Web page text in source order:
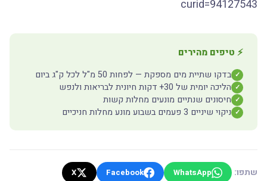
curid=94127543
⚡ טיפים מהירים
✓ בדקו שתיית מים מספקת — לפחות 50 מ"ל לכל ק"ג ביום
✓ הליכה יומית של 30+ דקות חיונית לבריאות ולנפש
✓ חיסונים שנתיים מונעים מחלות קשות
✓ ניקוי שיניים 3 פעמים בשבוע מונע מחלות חניכיים
שתפו: WhatsApp
Facebook
X